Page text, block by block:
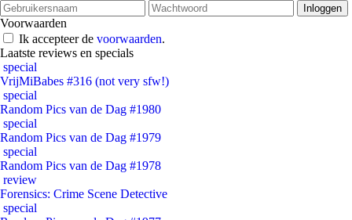
Voorwaarden
Ik accepteer de voorwaarden.
Laatste reviews en specials
special
VrijMiBabes #316 (not very sfw!)
special
Random Pics van de Dag #1980
special
Random Pics van de Dag #1979
special
Random Pics van de Dag #1978
review
Forensics: Crime Scene Detective
special